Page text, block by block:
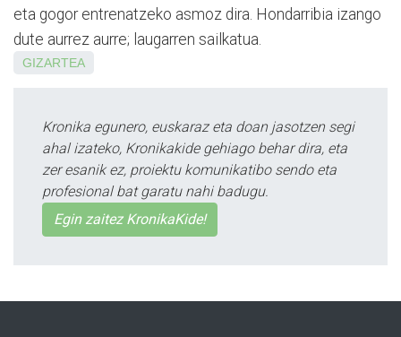
eta gogor entrenatzeko asmoz dira. Hondarribia izango
dute aurrez aurre; laugarren sailkatua.
GIZARTEA
Kronika egunero, euskaraz eta doan jasotzen segi
ahal izateko, Kronikakide gehiago behar dira, eta
zer esanik ez, proiektu komunikatibo sendo eta
profesional bat garatu nahi badugu.
Egin zaitez KronikaKide!